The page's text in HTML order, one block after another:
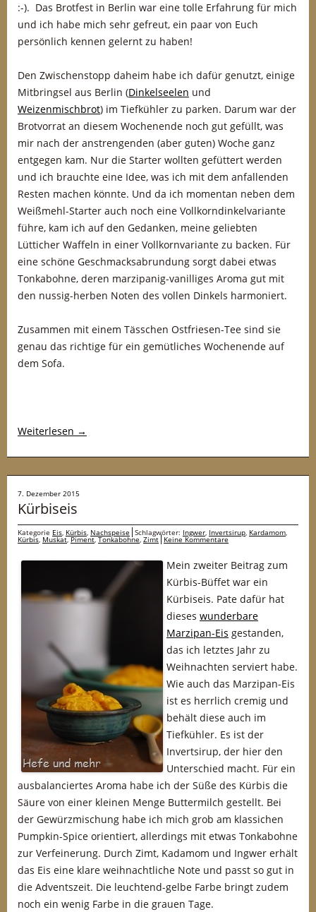
:-). Das Brotfest in Berlin war eine tolle Erfahrung für mich
und ich habe mich sehr gefreut, ein paar von Euch
persönlich kennen gelernt zu haben!
Den Zwischenstopp daheim habe ich dafür genutzt, einige
Mitbringsel aus Berlin (Dinkelseelen und
Weizenmischbrot) im Tiefkühler zu parken. Darum war der
Brotvorrat an diesem Wochenende noch gut gefüllt, was
mir nach der anstrengenden (aber guten) Woche ganz
entgegen kam. Nur die Starter wollten gefüttert werden
und ich brauchte eine Idee, was ich mit dem anfallenden
Resten machen könnte. Und da ich momentan neben dem
Weißmehl-Starter auch noch eine Vollkorndinkelvariante
führe, kam ich auf den Gedanken, meine geliebten
Lütticher Waffeln in einer Vollkornvariante zu backen. Für
eine schöne Geschmacksabrundung sorgt dabei etwas
Tonkabohne, deren marzipanig-vanilliges Aroma gut mit
den nussig-herben Noten des vollen Dinkels harmoniert.
Zusammen mit einem Tässchen Ostfriesen-Tee sind sie
genau das richtige für ein gemütliches Wochenende auf
dem Sofa.
Weiterlesen →
7. Dezember 2015
Kürbiseis
Kategorie Eis, Kürbis, Nachspeise Schlagwörter: Ingwer, Invertsirup, Kardamom,
Kürbis, Muskat,Piment,Tonkabohne, Zimt Keine Kommentare
Mein zweiter Beitrag zum
Kürbis-Büffet war ein
Kürbiseis. Pate dafür hat
dieses wunderbare
Marzipan-Eis gestanden,
das ich letztes Jahr zu
Weihnachten serviert habe.
Wie auch das Marzipan-Eis
ist es herrlich cremig und
behält diese auch im
Tiefkühler. Es ist der
Invertsirup, der hier den
Unterschied macht. Für ein
ausbalanciertes Aroma habe ich der Süße des Kürbis die
Säure von einer kleinen Menge Buttermilch gestellt. Bei
der Gewürzmischung habe ich mich grob am klassichen
Pumpkin-Spice orientiert, allerdings mit etwas Tonkabohne
zur Verfeinerung. Durch Zimt, Kadamom und Ingwer erhält
das Eis eine klare weihnachtliche Note und passt so gut in
die Adventszeit. Die leuchtend-gelbe Farbe bringt zudem
noch ein wenig Farbe in die grauen Tage.